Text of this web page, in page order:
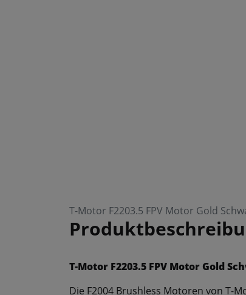
T-Motor F2203.5 FPV Motor Gold
T-Motor F2203.5 FPV Motor Gold
Die F2004 Brushless Motoren von T-